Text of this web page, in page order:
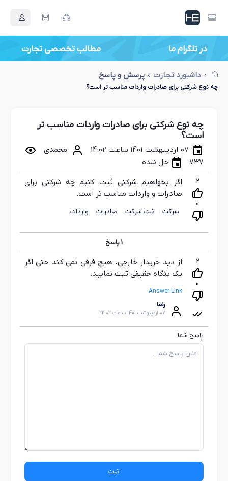
در تلگرام ما
داشبورد تجارت پرسش و پاسخ
چه نوع شرکتی برای صادرات واردات مناسب تر است؟
چه نوع شرکتی برای صادرات واردات مناسب تر
است؟
07 اردیبهشت 1401 ساعت 14:02
محمدی
737
حل شده
2
0
اگر بخواهیم شرکتی ثبت کنیم چه شرکتی برای
صادرات و واردات مناسب تر است.
شرکت ثبت شرکت صادرات واردات
1پاسخ
2
0
از دید خریدار خارجی، هیچ فرقی نمی کند حتی اگر
یک بنگاه حقیقی ثبت نمایید.
Answer Link
رضا
07 اردیبهشت 1401 ساعت 22:02
پاسخ شما
ثبت